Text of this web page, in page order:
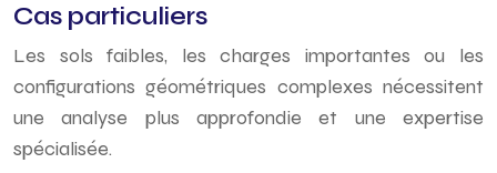
Cas particuliers
Les sols faibles, les charges importantes ou les
configurations géométriques complexes nécessitent
une analyse plus approfondie et une expertise
spécialisée.